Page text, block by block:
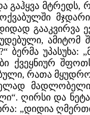
გაჰყვა მტრედს,
დიდად გააკვირვა
ამიტომ
ბერმა უპასუხა:
ქვეყნიურ
რათა
მადლობელი
ღირსი და
„დიდია